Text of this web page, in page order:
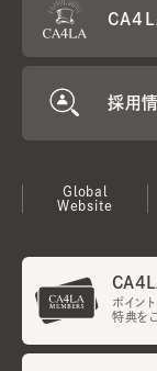
採用
Global
Website
ポイン
特典を